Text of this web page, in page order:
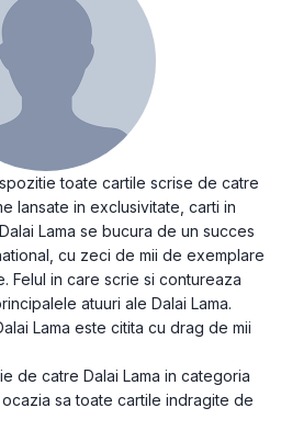
toate cartile scrise de catre
lansate in exclusivitate, carti in
Lama se bucura de un succes
cu zeci de mii de exemplare
Felul in care scrie si contureaza
atuuri ale Dalai Lama.
Lama este citita cu drag de mii
de catre Dalai Lama in categoria
sa toate cartile indragite de